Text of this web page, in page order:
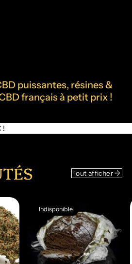
puissantes, résines &
français à petit prix !
!
Tout afficherarrow_forward
Indisponible